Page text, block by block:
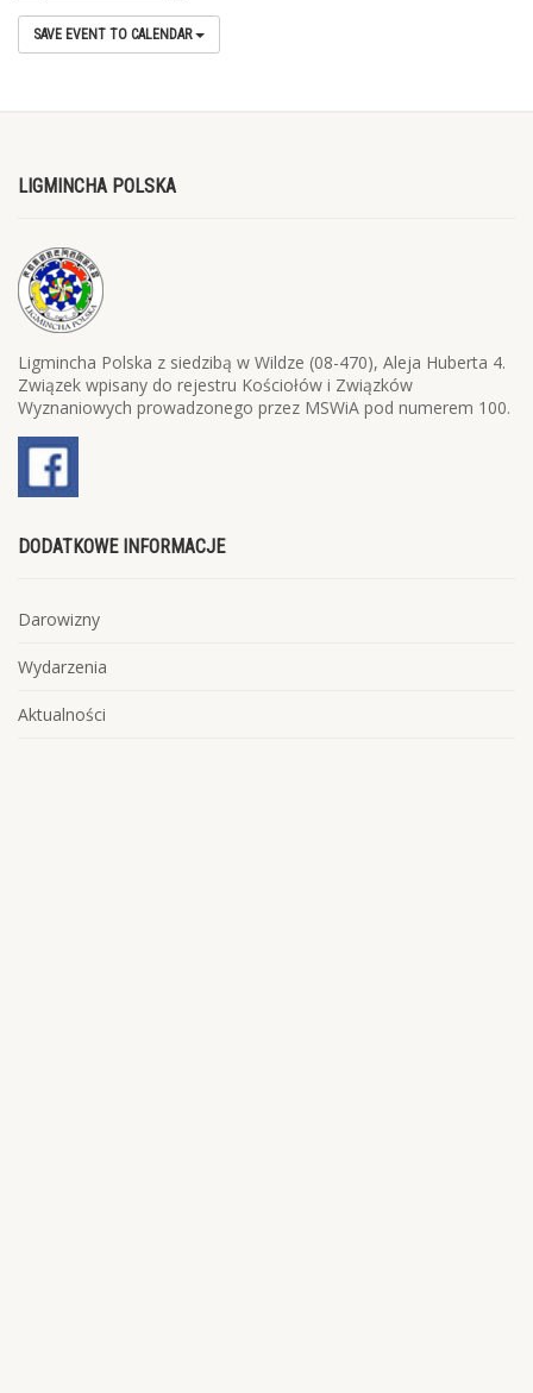
SAVE EVENT TO CALENDAR
LIGMINCHA POLSKA
Ligmincha Polska z siedzibą w Wildze (08-470), Aleja Huberta 4.
Związek wpisany do rejestru Kościołów i Związków
Wyznaniowych prowadzonego przez MSWiA pod numerem 100.
DODATKOWE INFORMACJE
Darowizny
Wydarzenia
Aktualności